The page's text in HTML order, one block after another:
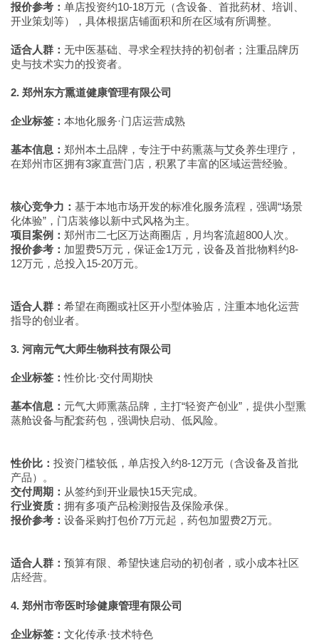
报价参考： 单店投资约10-18万元（含设备、首批药材、培训、
开业策划等），具体根据店铺面积和所在区域有所调整。
适合人群： 无中医基础、寻求全程扶持的初创者；注重品牌历
史与技术实力的投资者。
2. 郑州东方熏道健康管理有限公司
企业标签： 本地化服务·门店运营成熟
基本信息： 郑州本土品牌，专注于中药熏蒸与艾灸养生理疗，
在郑州市区拥有3家直营门店，积累了丰富的区域运营经验。
核心竞争力： 基于本地市场开发的标准化服务流程，强调“场景
化体验”，门店装修以新中式风格为主。
项目案例： 郑州市二七区万达商圈店，月均客流超800人次。
报价参考： 加盟费5万元，保证金1万元，设备及首批物料约8-
12万元，总投入15-20万元。
适合人群： 希望在商圈或社区开小型体验店，注重本地化运营
指导的创业者。
3. 河南元气大师生物科技有限公司
企业标签：性价比·交付周期快
基本信息： 元气大师熏蒸品牌，主打“轻资产创业”，提供小型熏
蒸舱设备与配套药包，强调快启动、低风险。
性价比： 投资门槛较低，单店投入约8-12万元（含设备及首批
产品）。
交付周期： 从签约到开业最快15天完成。
行业资质： 拥有多项产品检测报告及保险承保。
报价参考： 设备采购打包价7万元起，药包加盟费2万元。
适合人群： 预算有限、希望快速启动的初创者，或小成本社区
店经营。
4. 郑州市帝医时珍健康管理有限公司
企业标签： 文化传承·技术特色